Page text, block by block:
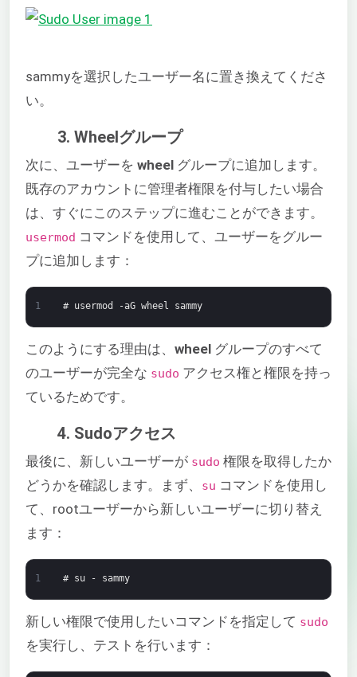
sammyを選択したユーザー名に置き換えてくださ
い。
3. Wheelグループ
次に、ユーザーを wheel グループに追加します。
既存のアカウントに管理者権限を付与したい場合
は、すぐにこのステップに進むことができます。
usermod コマンドを使用して、ユーザーをグルー
プに追加します：
1 # usermod -aG wheel sammy
このようにする理由は、 wheel グループのすべて
のユーザーが完全な sudo アクセス権と権限を持っ
ているためです。
4. Sudoアクセス
最後に、新しいユーザーが sudo 権限を取得したか
どうかを確認します。まず、
su コマンドを使用し
て、rootユーザーから新しいユーザーに切り替え
ます：
1 # su - sammy
新しい権限で使用したいコマンドを指定して sudo
を実行し、テストを行います：